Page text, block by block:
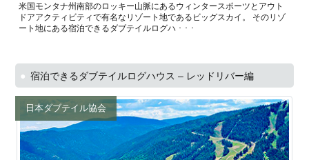
米国モンタナ州南部のロッキー山脈にあるウィンタースポーツとアウト
ドアアクティビティで有名なリゾート地であるビッグスカイ。 そのリゾ
ート地にある宿泊できるダブテイルログハ ･ ･ ･
宿泊できるダブテイルログハウス – レッドリバー編
日本ダブテイル協会